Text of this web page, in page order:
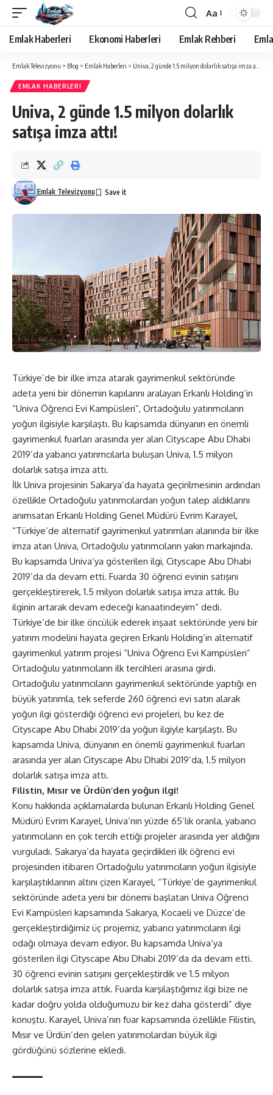
Yazı
Tipi
Boyutlandırıcı
Aa
Emlak Haberleri Ekonomi Haberleri Emlak Rehberi
Emlak Televizyonu > Blog > Emlak Haberleri > Univa, 2 günde 1.5 milyon dolarlık satışa imza attı!
EMLAK HABERLERI
Univa, 2 günde 1.5 milyon dolarlık
satışa imza attı!
Emlak Televizyonu
Türkiye’de bir ilke imza atarak gayrimenkul sektöründe
adeta yeni bir dönemin kapılarını aralayan Erkanlı Holding’in
“Univa Öğrenci Evi Kampüsleri”, Ortadoğulu yatırımcıların
yoğun ilgisiyle karşılaştı. Bu kapsamda dünyanın en önemli
gayrimenkul fuarları arasında yer alan Cityscape Abu Dhabi
2019’da yabancı yatırımcılarla buluşan Univa, 1.5 milyon
dolarlık satışa imza attı.
İlk Univa projesinin Sakarya’da hayata geçirilmesinin ardından
özellikle Ortadoğulu yatırımcılardan yoğun talep aldıklarını
anımsatan Erkanlı Holding Genel Müdürü Evrim Karayel,
“Türkiye’de alternatif gayrimenkul yatırımları alanında bir ilke
imza atan Univa, Ortadoğulu yatırımcıların yakın markajında.
Bu kapsamda Univa’ya gösterilen ilgi, Cityscape Abu Dhabi
2019’da da devam etti. Fuarda 30 öğrenci evinin satışını
gerçekleştirerek, 1.5 milyon dolarlık satışa imza attık. Bu
ilginin artarak devam edeceği kanaatindeyim” dedi.
Türkiye’de bir ilke öncülük ederek inşaat sektöründe yeni bir
yatırım modelini hayata geçiren Erkanlı Holding’in alternatif
gayrimenkul yatırım projesi “Univa Öğrenci Evi Kampüsleri”
Ortadoğulu yatırımcıların ilk tercihleri arasına girdi.
Ortadoğulu yatırımcıların gayrimenkul sektöründe yaptığı en
büyük yatırımla, tek seferde 260 öğrenci evi satın alarak
yoğun ilgi gösterdiği öğrenci evi projeleri, bu kez de
Cityscape Abu Dhabi 2019’da yoğun ilgiyle karşılaştı. Bu
kapsamda Univa, dünyanın en önemli gayrimenkul fuarları
arasında yer alan Cityscape Abu Dhabi 2019’da, 1.5 milyon
dolarlık satışa imza attı.
Filistin, Mısır ve Ürdün’den yoğun ilgi!
Konu hakkında açıklamalarda bulunan Erkanlı Holding Genel
Müdürü Evrim Karayel, Univa’nın yüzde 65’lik oranla, yabancı
yatırımcıların en çok tercih ettiği projeler arasında yer aldığını
vurguladı. Sakarya’da hayata geçirdikleri ilk öğrenci evi
projesinden itibaren Ortadoğulu yatırımcıların yoğun ilgisiyle
karşılaştıklarının altını çizen Karayel, “Türkiye’de gayrimenkul
sektöründe adeta yeni bir dönemi başlatan Univa Öğrenci
Evi Kampüsleri kapsamında Sakarya, Kocaeli ve Düzce’de
gerçekleştirdiğimiz üç projemiz, yabancı yatırımcıların ilgi
odağı olmaya devam ediyor. Bu kapsamda Univa’ya
gösterilen ilgi Cityscape Abu Dhabi 2019’da da devam etti.
30 öğrenci evinin satışını gerçekleştirdik ve 1.5 milyon
dolarlık satışa imza attık. Fuarda karşılaştığımız ilgi bize ne
kadar doğru yolda olduğumuzu bir kez daha gösterdi” diye
konuştu. Karayel, Univa’nın fuar kapsamında özellikle Filistin,
Mısır ve Ürdün’den gelen yatırımcılardan büyük ilgi
gördüğünü sözlerine ekledi.